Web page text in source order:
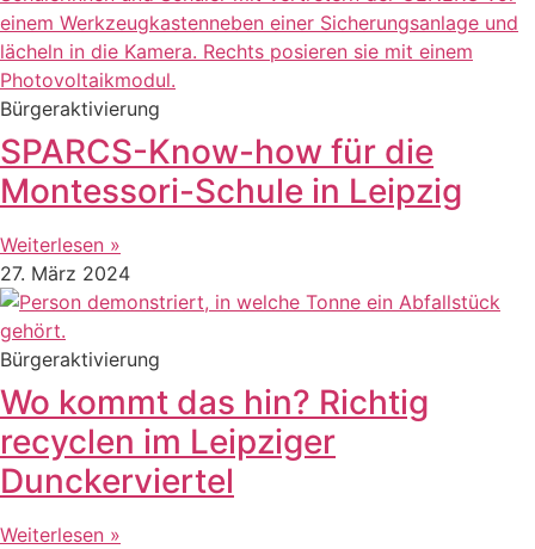
Bürgeraktivierung
SPARCS-Know-how für die
Montessori-Schule in Leipzig
Weiterlesen »
27. März 2024
Bürgeraktivierung
Wo kommt das hin? Richtig
recyclen im Leipziger
Dunckerviertel
Weiterlesen »